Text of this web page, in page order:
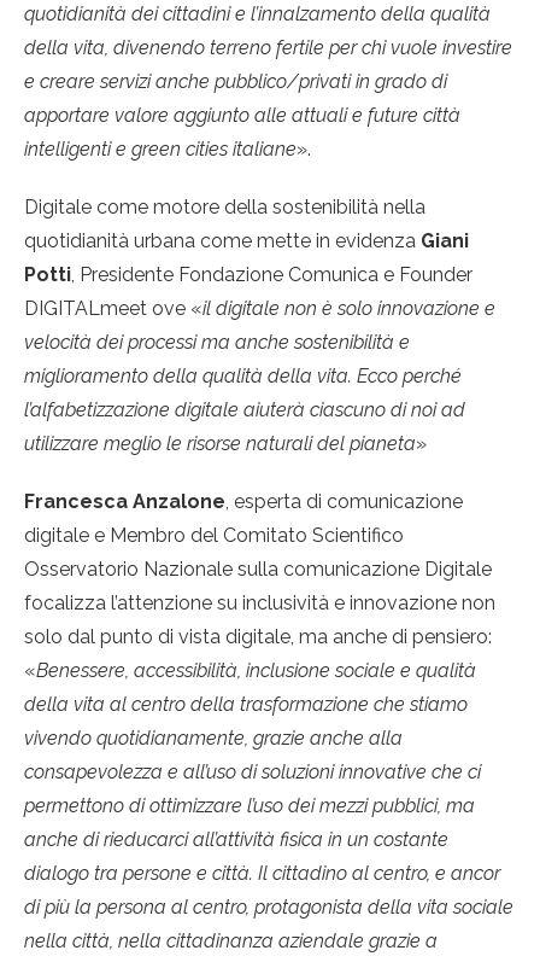
quotidianità dei cittadini e l’innalzamento della qualità
della vita, divenendo terreno fertile per chi vuole investire
e creare servizi anche pubblico/privati in grado di
apportare valore aggiunto alle attuali e future città
intelligenti e green cities italiane».
Digitale come motore della sostenibilità nella
quotidianità urbana come mette in evidenza Giani
Potti, Presidente Fondazione Comunica e Founder
DIGITALmeet ove «il digitale non è solo innovazione e
velocità dei processi ma anche sostenibilità e
miglioramento della qualità della vita. Ecco perché
l’alfabetizzazione digitale aiuterà ciascuno di noi ad
utilizzare meglio le risorse naturali del pianeta»
Francesca Anzalone, esperta di comunicazione
digitale e Membro del Comitato Scientifico
Osservatorio Nazionale sulla comunicazione Digitale
focalizza l’attenzione su inclusività e innovazione non
solo dal punto di vista digitale, ma anche di pensiero:
«Benessere, accessibilità, inclusione sociale e qualità
della vita al centro della trasformazione che stiamo
vivendo quotidianamente, grazie anche alla
consapevolezza e all’uso di soluzioni innovative che ci
permettono di ottimizzare l’uso dei mezzi pubblici, ma
anche di rieducarci all’attività fisica in un costante
dialogo tra persone e città. Il cittadino al centro, e ancor
di più la persona al centro, protagonista della vita sociale
nella città, nella cittadinanza aziendale grazie a